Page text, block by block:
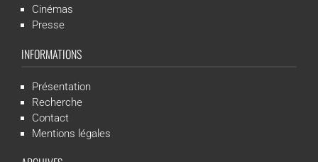
Cinémas
Presse
INFORMATIONS
Présentation
Recherche
Contact
Mentions légales